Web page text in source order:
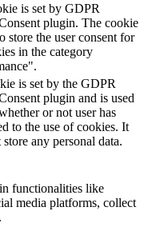
is set by GDPR
plugin. The cookie
store the user consent for
in the category
is set by the GDPR
plugin and is used
or not user has
to the use of cookies. It
store any personal data.
functionalities like
media platforms, collect